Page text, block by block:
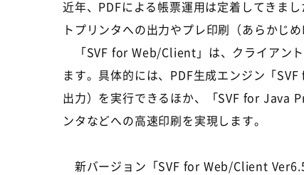
近年、PDFによる帳票運用は定着してきま
トプリンタへの出力やプレ印刷（あらかじ
「SVF for Web/Client」は、クライアント
ます。具体的には、PDF生成エンジン「
出力）を実行できるほか、「SVF for Java
ンタなどへの高速印刷を実現します。
新バージョン「SVF for Web/Client